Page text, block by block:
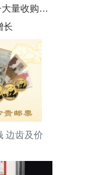
骗2.4万元
长
边齿及价